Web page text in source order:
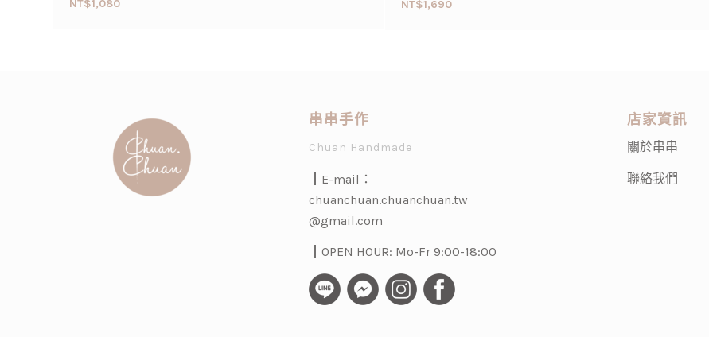
NT$1,690
NT$1,080
串串手作
Chuan Handmade
┃E-mail：
chuanchuan.chuanchuan.tw
@gmail.com
┃OPEN HOUR: Mo-Fr 9:00-18:00
店家資訊
關於串串
聯絡我們